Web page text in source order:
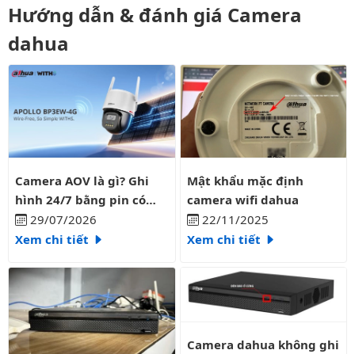
Hướng dẫn & đánh giá Camera
dahua
Camera AOV là gì? Ghi hình 24/7 bằng pin có liên tục?
Camera AOV là gì? Ghi
hình 24/7 bằng pin có
liên tục?
29/07/2026
Xem chi tiết
Mật khẩu mặc định camera
Mật khẩu mặc định
camera wifi dahua
22/11/2025
Xem chi tiết
Camera dahua không ghi hình
Camera dahua không ghi